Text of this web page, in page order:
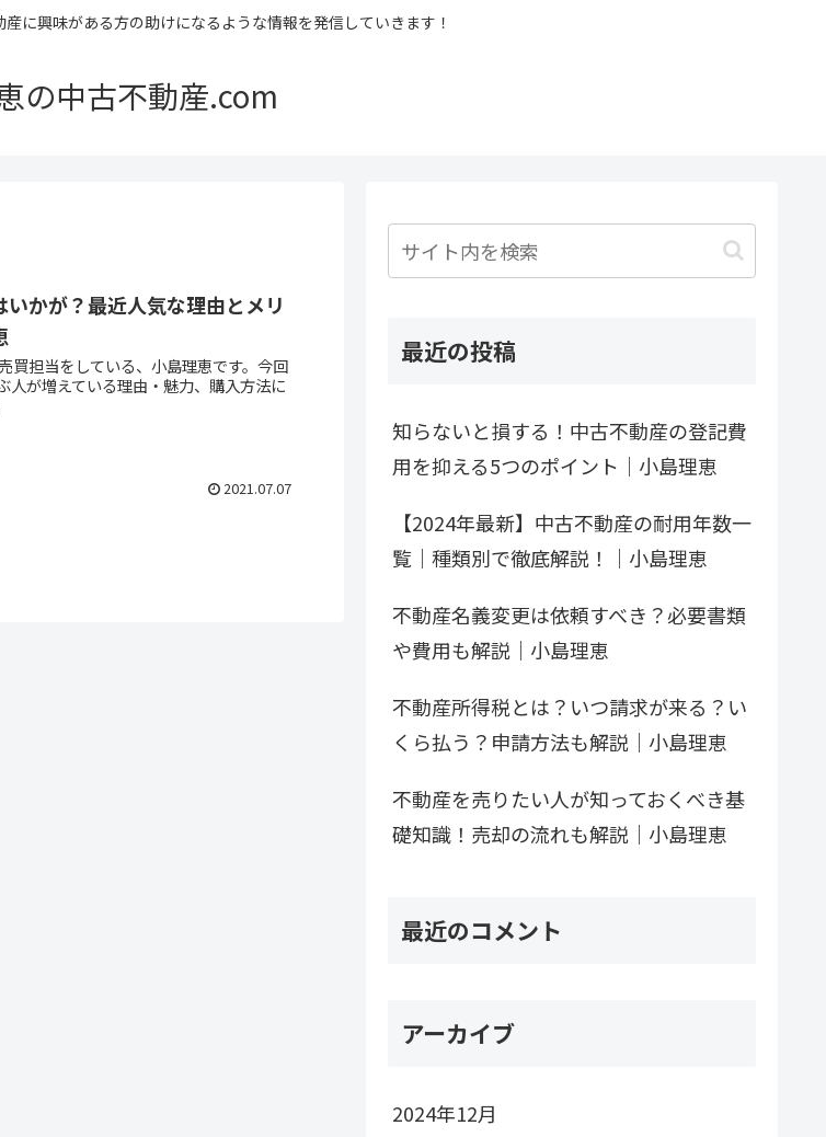
に興味がある方の助けになるような情報を発信していきます！
の中古不動産.com
かが？最近人気な理由とメリ
買担当をしている、小島理恵です。今回
人が増えている理由・魅力、購入方法に
2021.07.07
最近の投稿
知らないと損する！中古不動産の登記費
用を抑える5つのポイント｜小島理恵
【2024年最新】中古不動産の耐用年数一
覧｜種類別で徹底解説！｜小島理恵
不動産名義変更は依頼すべき？必要書類
や費用も解説｜小島理恵
不動産所得税とは？いつ請求が来る？い
くら払う？申請方法も解説｜小島理恵
不動産を売りたい人が知っておくべき基
礎知識！売却の流れも解説｜小島理恵
最近のコメント
アーカイブ
2024年12月